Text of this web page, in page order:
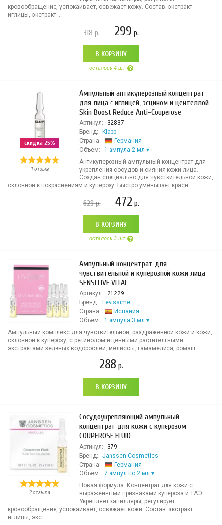
кровообращение, успокаивает, освежает кожу. Состав: экстракт
иглицы, экстракт ...
318р. 299 р.
В КОРЗИНУ
осталось 4 шт
скидка 25%
1 отзыв
Ампульный антикуперозный концентрат
для лица с иглицей, эсцином и центеллой
Skin Boost Reduce Anti-Couperose
Артикул:
32837
Бренд:
Klapp
Страна:
Германия
Объем:
1 ампула 2 мл
Антикуперозный ампульный концентрат для
укрепления сосудов и сияния кожи лица.
Создан специально для чувствительной кожи,
склонной к покраснениям и куперозу. Быстро уменьшает красн...
629р. 472 р.
В КОРЗИНУ
осталось 3 шт
Ампульный концентрат для
чувствительной и куперозной кожи лица
SENSITIVE VITAL
Артикул:
21229
Бренд:
Levissime
Страна:
Испания
Объем:
1 ампула 3 мл
Ампульный комплекс для чувствительной, раздраженной кожи и кожи,
склонной к куперозу, с ретинолом и ценными растительными
экстрактами зеленых водорослей, мелиссы, гамамелиса, ромаш...
288 р.
В КОРЗИНУ
2 отзыва
Сосудоукрепляющий ампульный
концентрат для кожи с куперозом
COUPEROSE FLUID
Артикул:
379
Бренд:
Janssen Cosmetics
Страна:
Германия
Объем:
7 ампул по 2 мл
Новая формула. Концентрат для кожи с
выраженными признаками купероза и ТАЭ.
Укрепляет капилляры, регулирует
кровообращение, успокаивает, освежает кожи. Состав: экстракт
иглицы, экс...